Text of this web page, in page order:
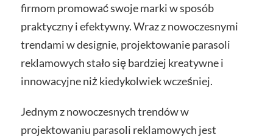
firmom promować swoje marki w sposób
praktyczny i efektywny. Wraz z nowoczesnymi
trendami w designie, projektowanie parasoli
reklamowych stało się bardziej kreatywne i
innowacyjne niż kiedykolwiek wcześniej.
Jednym z nowoczesnych trendów w
projektowaniu parasoli reklamowych jest